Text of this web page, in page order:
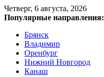
Четверг, 6 августа, 2026
Популярные направления:
Брянск
Владимир
Оренбург
Нижний Новгород
Канаш